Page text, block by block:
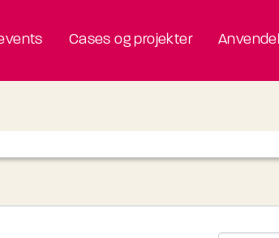
Cases og projekter